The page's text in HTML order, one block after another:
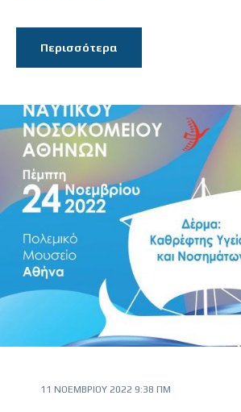
Περισσότερα
11 ΝΟΕΜΒΡΊΟΥ 2022 9:38 ΠΜ